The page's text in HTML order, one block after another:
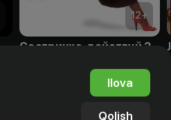
12+
Сестричка, действуй 2
Ilova
Qolish